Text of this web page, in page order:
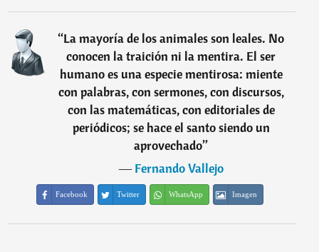
“La mayoría de los animales son leales. No
conocen la traición ni la mentira. El ser
humano es una especie mentirosa: miente
con palabras, con sermones, con discursos,
con las matemáticas, con editoriales de
periódicos; se hace el santo siendo un
aprovechado”
―Fernando Vallejo
Facebook Twitter WhatsApp Imagen